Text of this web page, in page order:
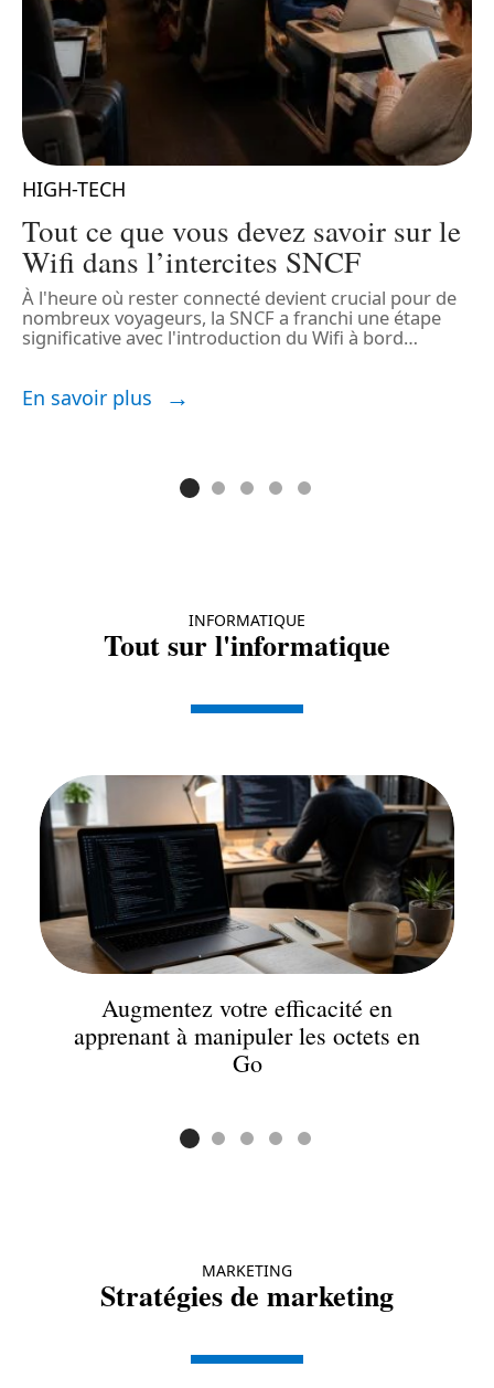
HIGH-TECH
Tout ce que vous devez savoir sur le
Wifi dans l’intercites SNCF
À l'heure où rester connecté devient crucial pour de
nombreux voyageurs, la SNCF a franchi une étape
significative avec l'introduction du Wifi à bord…
En savoir plus
INFORMATIQUE
Tout sur l'informatique
Augmentez votre efficacité en
apprenant à manipuler les octets en
Go
MARKETING
Stratégies de marketing